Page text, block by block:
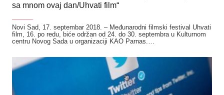
sa mnom ovaj dan/Uhvati film“
Novi Sad, 17. septembar 2018. – Međunarodni filmski festival Uhvati
film, 16. po redu, biće održan od 24. do 30. septembra u Kulturnom
centru Novog Sada u organizaciji KAO Parnas.…